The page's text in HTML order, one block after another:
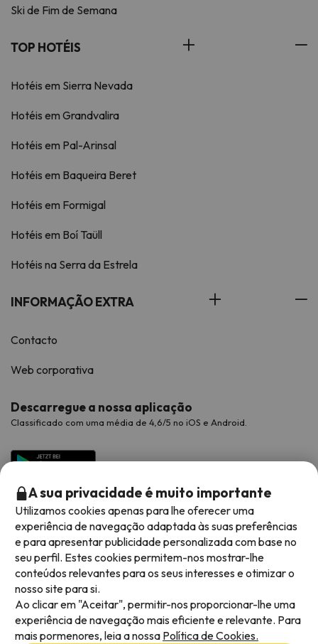
Ski de Fim de Semana
TOP HOTÉIS
Hotéis em Sierra Nevada
Hotéis em Grandvalira
Hotéis em Pal-Arinsal
Hotéis em Baqueira Beret
Hotéis em Formigal
Hotéis em Boí Taüll
Hotéis na Serra da Estrela
INFORMAÇÃO EXTRA
Contacto
Web corporativa
Descarregue a nossa aplicação
Classificado com uma média de 4,6/5 no iOS e Android.
Métodos de pagamento disponíveis
A sua privacidade é muito importante
Utilizamos cookies apenas para lhe oferecer uma
experiência de navegação adaptada às suas preferências
e para apresentar publicidade personalizada com base no
seu perfil. Estes cookies permitem-nos mostrar-lhe
conteúdos relevantes para os seus interesses e otimizar o
nosso site para si.
Ao clicar em "Aceitar", permitir-nos proporcionar-lhe uma
experiência de navegação mais eficiente e relevante. Para
mais pormenores, leia a nossa Política de Cookies.